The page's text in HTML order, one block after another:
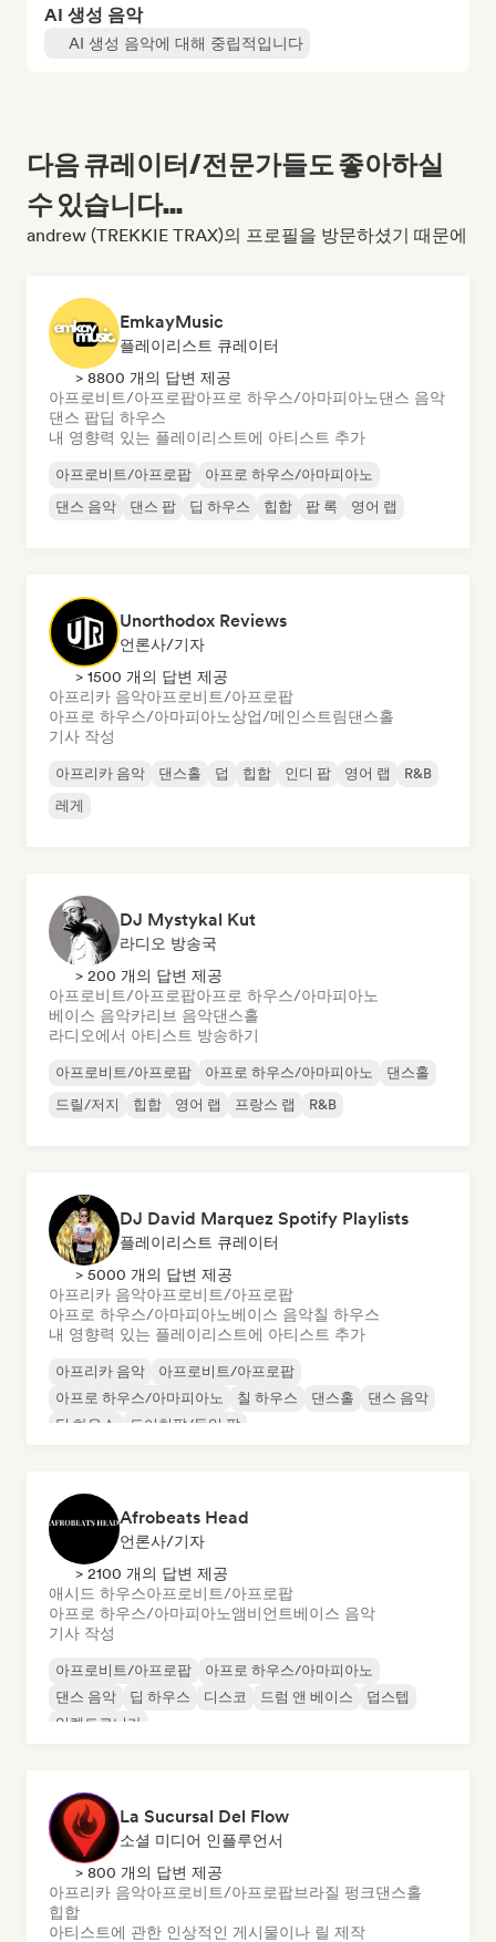
AI 생성 음악
AI 생성 음악에 대해 중립적입니다
다음 큐레이터/전문가들도 좋아하실
수 있습니다...
andrew (TREKKIE TRAX)의 프로필을 방문하셨기 때문에
EmkayMusic
플레이리스트 큐레이터
> 8800 개의 답변 제공
아프로비트/아프로팝아프로 하우스/아마피아노댄스 음악
댄스 팝딥 하우스
내 영향력 있는 플레이리스트에 아티스트 추가
아프로비트/아프로팝
아프로 하우스/아마피아노
댄스 음악
댄스 팝 딥 하우스 힙합 팝 록 영어 랩
Unorthodox Reviews
언론사/기자
> 1500 개의 답변 제공
아프리카 음악아프로비트/아프로팝
아프로 하우스/아마피아노상업/메인스트림댄스홀
기사 작성
아프리카 음악 댄스홀 덥 힙합 인디 팝 영어 랩
R&B
레게
DJ Mystykal Kut
라디오 방송국
> 200 개의 답변 제공
아프로비트/아프로팝아프로 하우스/아마피아노
베이스 음악카리브 음악댄스홀
라디오에서 아티스트 방송하기
아프로비트/아프로팝 아프로 하우스/아마피아노
댄스홀
드릴/저지
힙합 영어 랩 프랑스 랩 R&B
DJ David Marquez Spotify Playlists
플레이리스트 큐레이터
> 5000 개의 답변 제공
아프리카 음악아프로비트/아프로팝
아프로 하우스/아마피아노베이스 음악칠 하우스
내 영향력 있는 플레이리스트에 아티스트 추가
아프리카 음악
아프로비트/아프로팝
아프로 하우스/아마피아노
칠 하우스 댄스홀
댄스 음악
딥 하우스
도이치팝/독일 팝
Afrobeats Head
언론사/기자
> 2100 개의 답변 제공
애시드 하우스아프로비트/아프로팝
아프로 하우스/아마피아노앰비언트베이스 음악
기사 작성
아프로비트/아프로팝
아프로 하우스/아마피아노
댄스 음악
딥 하우스 디스코 드럼 앤 베이스
덥스텝
일렉트로니카
La Sucursal Del Flow
소셜 미디어 인플루언서
> 800 개의 답변 제공
아프리카 음악아프로비트/아프로팝브라질 펑크댄스홀
힙합
아티스트에 관한 인상적인 게시물이나 릴 제작